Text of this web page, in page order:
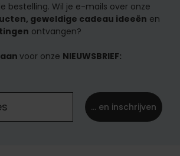
bestelling. Wil je e-mails over onze
geweldige cadeau ideeën en
ontvangen?
voor onze NIEUWSBRIEF:
... en inschrijven